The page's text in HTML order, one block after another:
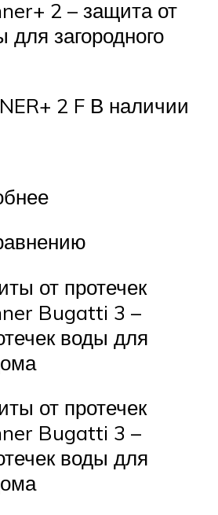
2 – защита от
для загородного
2 F В наличии
от протечек
Bugatti 3 –
воды для
от протечек
Bugatti 3 –
воды для